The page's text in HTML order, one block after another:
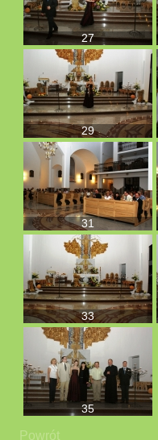
27
29
31
33
35
Powrót